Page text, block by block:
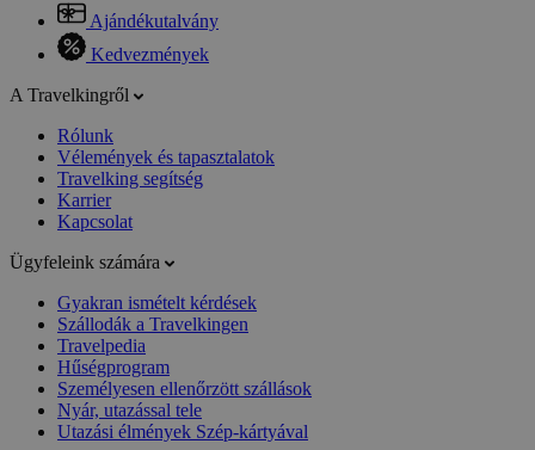
Ajándékutalvány
Kedvezmények
A Travelkingről
Rólunk
Vélemények és tapasztalatok
Travelking segítség
Karrier
Kapcsolat
Ügyfeleink számára
Gyakran ismételt kérdések
Szállodák a Travelkingen
Travelpedia
Hűségprogram
Személyesen ellenőrzött szállások
Nyár, utazással tele
Utazási élmények Szép-kártyával